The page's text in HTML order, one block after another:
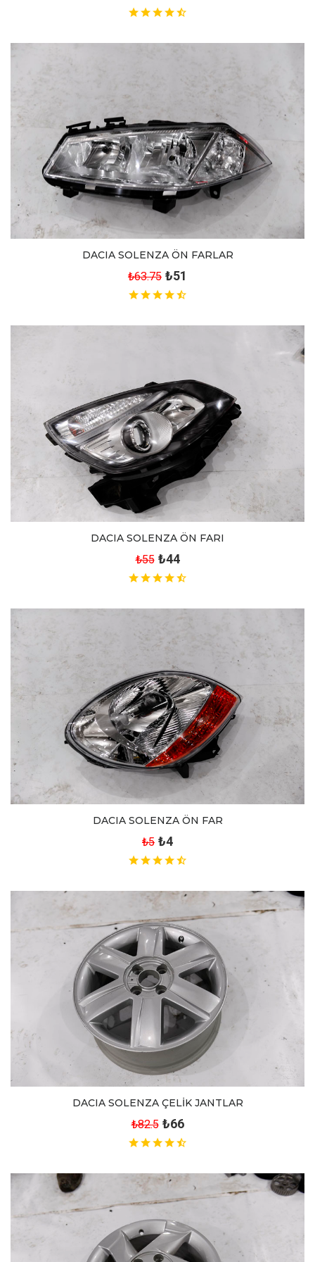
DACIA SOLENZA ÖN FARLAR
₺63.75 ₺51
DACIA SOLENZA ÖN FARI
₺55 ₺44
DACIA SOLENZA ÖN FAR
₺5 ₺4
DACIA SOLENZA ÇELİK JANTLAR
₺82.5 ₺66